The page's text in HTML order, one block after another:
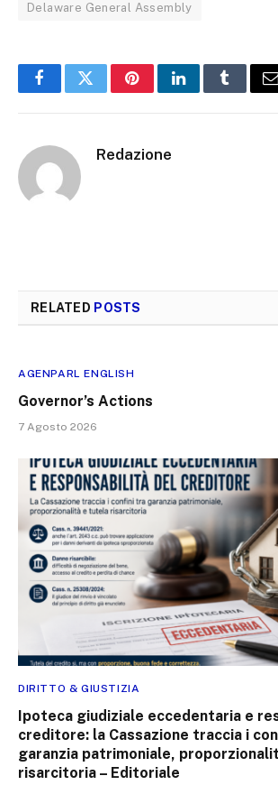
Delaware General Assembly
FacebookTwitterPinterestLinkedInTumblr
Redazione
RELATED POSTS
AGENPARL ENGLISH
Governor’s Actions
7 Agosto 2026
DIRITTO & GIUSTIZIA
Ipoteca giudiziale eccedentaria e
creditore: la Cassazione traccia i
garanzia patrimoniale,
risarcitoria – Editoriale